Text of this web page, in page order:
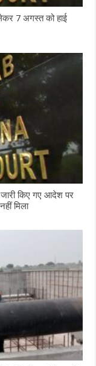
7 अगस्त को हाई
किए गए आदेश पर
मिला